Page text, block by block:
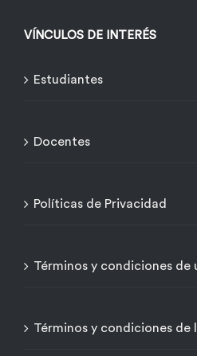
VÍNCULOS DE INTERÉS
Estudiantes
Docentes
Políticas de Privacidad
Términos y condiciones de
Términos y condiciones de